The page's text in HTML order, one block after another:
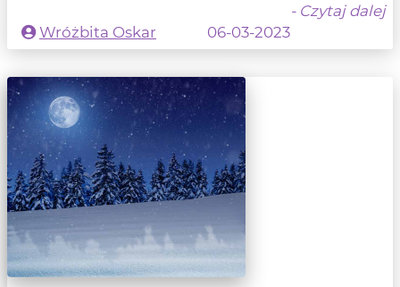
- Czytaj dalej
Wróżbita Oskar
06-03-2023